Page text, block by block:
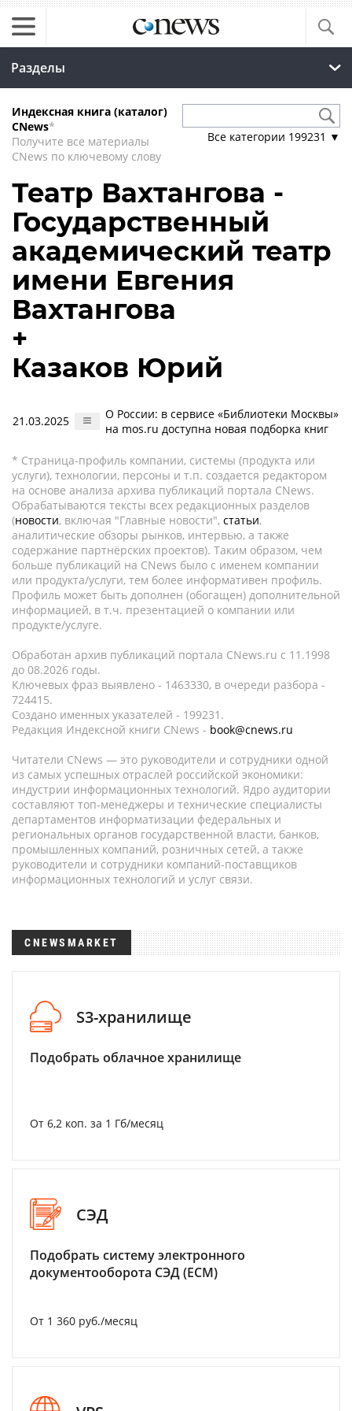
Разделы
Индексная книга (каталог)
CNews*
Получите все материалы
CNews по ключевому слову
Все категории 199231 ▼
Театр Вахтангова -
Государственный
академический театр
имени Евгения
Вахтангова
+
Казаков Юрий
21.03.2025
О России: в сервисе «Библиотеки Москвы»
на mos.ru доступна новая подборка книг
* Страница-профиль компании, системы (продукта или
услуги), технологии, персоны и т.п. создается редактором
на основе анализа архива публикаций портала CNews.
Обрабатываются тексты всех редакционных разделов
(новости, включая "Главные новости", статьи,
аналитические обзоры рынков, интервью, а также
содержание партнёрских проектов). Таким образом, чем
больше публикаций на CNews было с именем компании
или продукта/услуги, тем более информативен профиль.
Профиль может быть дополнен (обогащен) дополнительной
информацией, в т.ч. презентацией о компании или
продукте/услуге.
Обработан архив публикаций портала CNews.ru c 11.1998
до 08.2026 годы.
Ключевых фраз выявлено - 1463330, в очереди разбора -
724415.
Создано именных указателей - 199231.
Редакция Индексной книги CNews - book@cnews.ru
Читатели CNews — это руководители и сотрудники одной
из самых успешных отраслей российской экономики:
индустрии информационных технологий. Ядро аудитории
составляют топ-менеджеры и технические специалисты
департаментов информатизации федеральных и
региональных органов государственной власти, банков,
промышленных компаний, розничных сетей, а также
руководители и сотрудники компаний-поставщиков
информационных технологий и услуг связи.
CNEWSMARKET
S3-хранилище
Подобрать облачное хранилище
От 6,2 коп. за 1 Гб/месяц
СЭД
Подобрать систему электронного
документооборота СЭД (ECM)
От 1 360 руб./месяц